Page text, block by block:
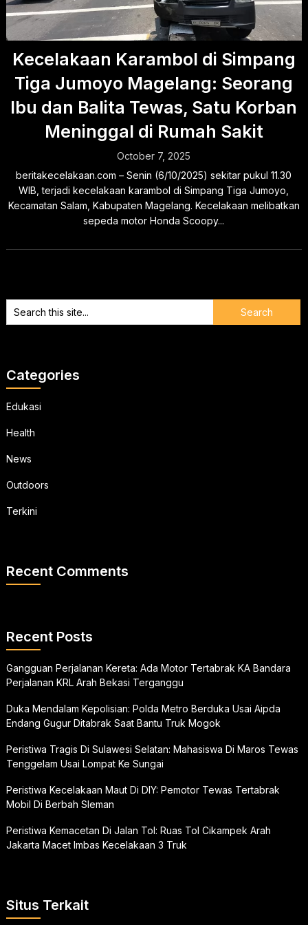
Kecelakaan Karambol di Simpang
Tiga Jumoyo Magelang: Seorang
Ibu dan Balita Tewas, Satu Korban
Meninggal di Rumah Sakit
October 7, 2025
beritakecelakaan.com – Senin (6/10/2025) sekitar pukul 11.30
WIB, terjadi kecelakaan karambol di Simpang Tiga Jumoyo,
Kecamatan Salam, Kabupaten Magelang. Kecelakaan melibatkan
sepeda motor Honda Scoopy...
Categories
Edukasi
Health
News
Outdoors
Terkini
Recent Comments
Recent Posts
Gangguan Perjalanan Kereta: Ada Motor Tertabrak KA Bandara
Perjalanan KRL Arah Bekasi Terganggu
Duka Mendalam Kepolisian: Polda Metro Berduka Usai Aipda
Endang Gugur Ditabrak Saat Bantu Truk Mogok
Peristiwa Tragis Di Sulawesi Selatan: Mahasiswa Di Maros Tewas
Tenggelam Usai Lompat Ke Sungai
Peristiwa Kecelakaan Maut Di DIY: Pemotor Tewas Tertabrak
Mobil Di Berbah Sleman
Peristiwa Kemacetan Di Jalan Tol: Ruas Tol Cikampek Arah
Jakarta Macet Imbas Kecelakaan 3 Truk
Situs Terkait